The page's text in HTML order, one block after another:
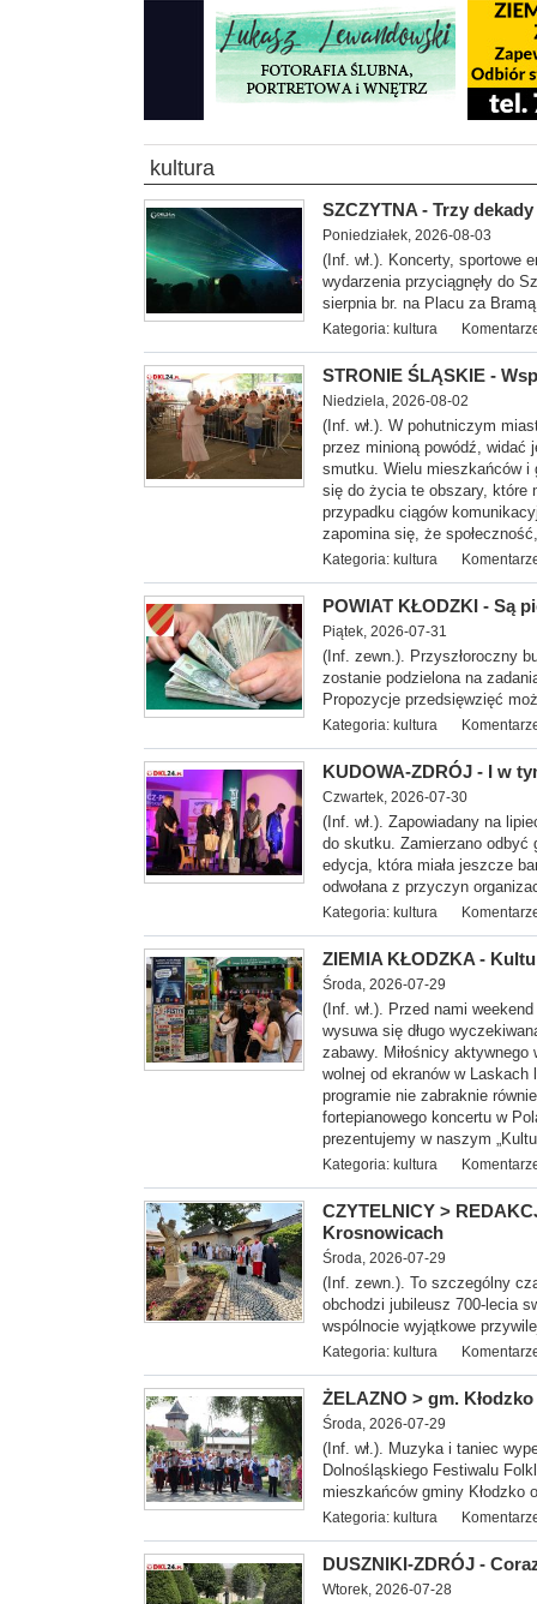
kultura
SZCZYTNA - Trzy
Poniedziałek, 2026-08-03
(Inf. wł.). Koncerty, sportowe
wydarzenia przyciągnęły do
sierpnia br. na Placu za
Kategoria: kultura
STRONIE ŚLĄSKIE -
Niedziela, 2026-08-02
(Inf. wł.). W pohutniczym
przez minioną powódź, widać
smutku. Wielu mieszkańców i
się do życia te obszary, które
przypadku ciągów
zapomina się, że
Kategoria: kultura
POWIAT KŁODZKI - Są
Piątek, 2026-07-31
(Inf. zewn.). Przyszłoroczny
zostanie podzielona na
Propozycje przedsięwzięć
Kategoria: kultura
KUDOWA-ZDRÓJ - I w
Czwartek, 2026-07-30
(Inf. wł.). Zapowiadany na
do skutku. Zamierzano odbyć
edycja, która miała jeszcze
odwołana z przyczyn
Kategoria: kultura
ZIEMIA KŁODZKA -
Środa, 2026-07-29
(Inf. wł.). Przed nami
wysuwa się długo
zabawy. Miłośnicy
wolnej od ekranów w
programie nie zabraknie
fortepianowego koncertu w
prezentujemy w naszym
Kategoria: kultura
CZYTELNICY >
Krosnowicach
Środa, 2026-07-29
(Inf. zewn.). To szczególny
obchodzi jubileusz 700-lecia
wspólnocie wyjątkowe
Kategoria: kultura
ŻELAZNO > gm.
Środa, 2026-07-29
(Inf. wł.). Muzyka i taniec
Dolnośląskiego Festiwalu
mieszkańców gminy Kłodzko
Kategoria: kultura
DUSZNIKI-ZDRÓJ -
Wtorek, 2026-07-28